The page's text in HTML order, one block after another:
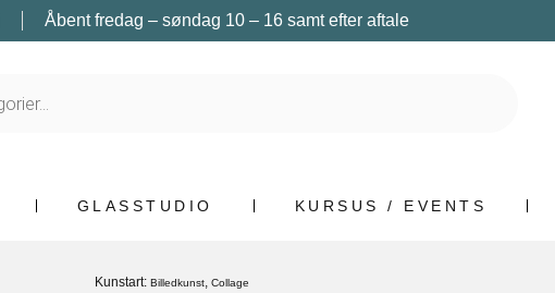
Åbent fredag – søndag 10 – 16 samt efter aftale
GLASSTUDIO KURSUS / EVENTS
Kunstart: Billedkunst, Collage